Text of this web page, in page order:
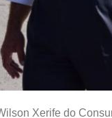
Xerife do